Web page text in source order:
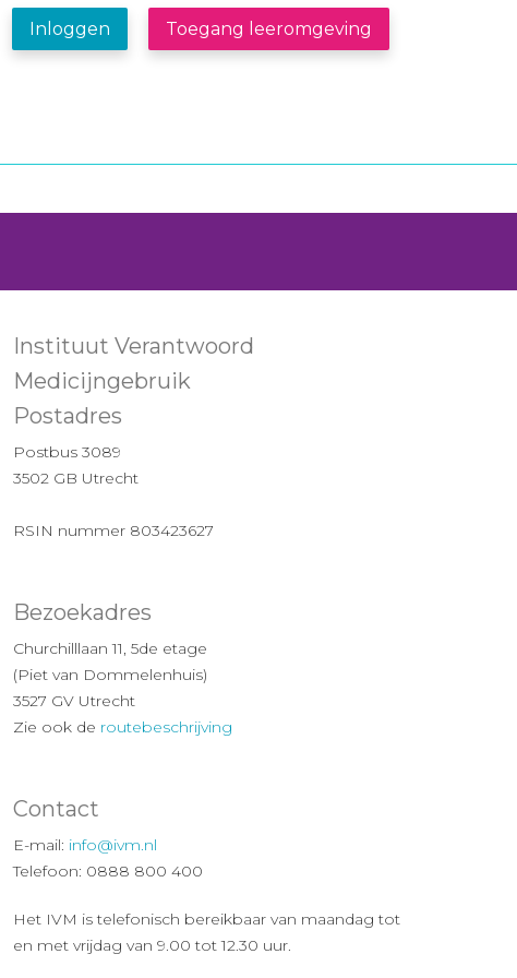
Inloggen Toegang leeromgeving
Instituut Verantwoord
Medicijngebruik
Postadres
Postbus 3089
3502 GB Utrecht
RSIN nummer 803423627
Bezoekadres
Churchilllaan 11, 5de etage
(Piet van Dommelenhuis)
3527 GV Utrecht
Zie ook de routebeschrijving
Contact
E-mail: info@ivm.nl
Telefoon: 0888 800 400
Het IVM is telefonisch bereikbaar van maandag tot
en met vrijdag van 9.00 tot 12.30 uur.